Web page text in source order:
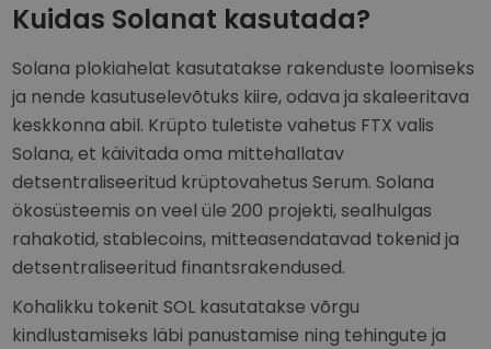
Kuidas Solanat kasutada?
Solana plokiahelat kasutatakse rakenduste loomiseks
ja nende kasutuselevõtuks kiire, odava ja skaleeritava
keskkonna abil. Krüpto tuletiste vahetus FTX valis
Solana, et käivitada oma mittehallatav
detsentraliseeritud krüptovahetus Serum. Solana
ökosüsteemis on veel üle 200 projekti, sealhulgas
rahakotid, stablecoins, mitteasendatavad tokenid ja
detsentraliseeritud finantsrakendused.
Kohalikku tokenit SOL kasutatakse võrgu
kindlustamiseks läbi panustamise ning tehingute ja